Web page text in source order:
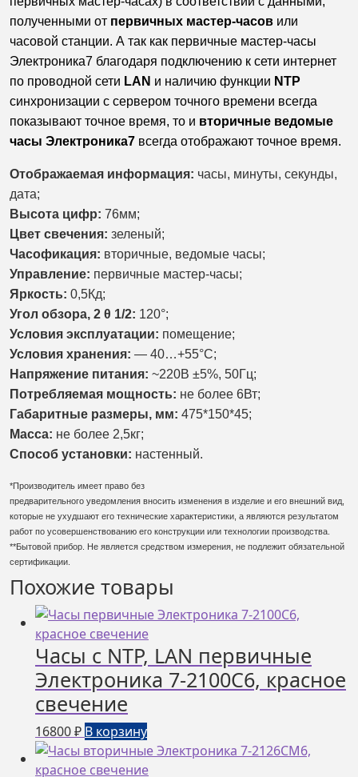
полученными от первичных мастер-часов или
часовой станции. А так как первичные мастер-часы
Электроника7 благодаря подключению к сети интернет
по проводной сети LAN и наличию функции NTP
синхронизации с сервером точного времени всегда
показывают точное время, то и вторичные ведомые
часы Электроника7 всегда отображают точное время.
Отображаемая информация: часы, минуты, секунды,
дата;
Высота цифр: 76мм;
Цвет свечения: зеленый;
Часофикация: вторичные, ведомые часы;
Управление: первичные мастер-часы;
Яркость: 0,5Кд;
Угол обзора, 2 θ 1/2: 120°;
Условия эксплуатации: помещение;
Условия хранения: — 40…+55°С;
Напряжение питания: ~220В ±5%, 50Гц;
Потребляемая мощность: не более 6Вт;
Габаритные размеры, мм: 475*150*45;
Масса: не более 2,5кг;
Способ установки: настенный.
*Производитель имеет право без
предварительного уведомления вносить изменения в изделие и его внешний вид,
которые не ухудшают его технические характеристики, а являются результатом
работ по усовершенствованию его конструкции или технологии производства.
**Бытовой прибор. Не является средством измерения, не подлежит обязательной
сертификации.
Похожие товары
Часы с NTP, LAN первичные
Электроника 7-2100С6, красное
свечение
16800₽ В корзину